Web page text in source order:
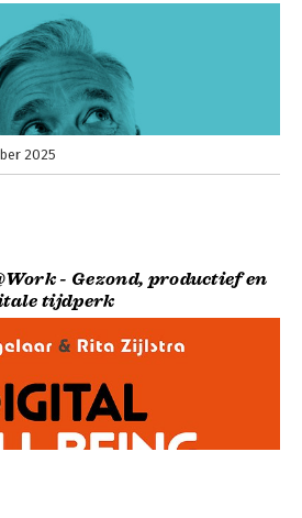
2025
- Gezond, productief en
tijdperk